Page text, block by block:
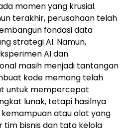
momen yang krusial.
terakhir, perusahaan telah
fondasi data
strategi AI. Namun,
AI dan
masih menjadi tantangan
kode memang telah
untuk mempercepat
lunak, tetapi hasilnya
atau alat yang
tim bisnis dan tata kelola